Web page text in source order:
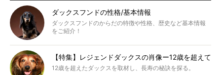
ダックスフンドの性格/基本情報
ダックスフンドのからだの特徴や性格、歴史など基本情報
をご紹介！
【特集】レジェンドダックスの肖像ー12歳を超えて
12歳を超えたダックスを取材し、長寿の秘訣を探る。